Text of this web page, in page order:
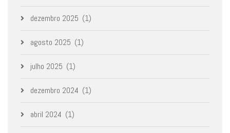
dezembro 2025 (1)
agosto 2025 (1)
julho 2025 (1)
dezembro 2024 (1)
abril 2024 (1)